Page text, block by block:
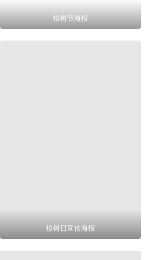
植树节海报
植树日宣传海报